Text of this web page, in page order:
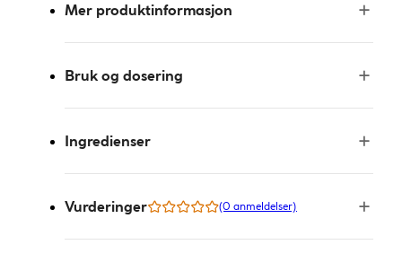
Mer produktinformasjon
Bruk og dosering
Ingredienser
Vurderinger (0 anmeldelser)